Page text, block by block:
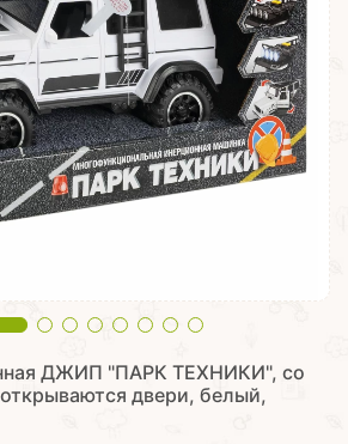
ДЖИП "ПАРК ТЕХНИКИ", со
двери, белый,